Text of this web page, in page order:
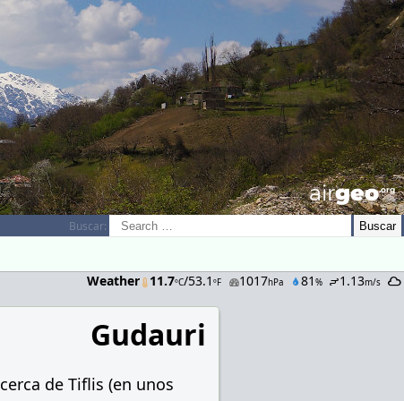
airGEO.oRg
Buscar:
Weather 11.7ºC/53.1ºF 1017hPa 81 % 1.13m/s
Gudauri
cerca de Tiflis (en unos